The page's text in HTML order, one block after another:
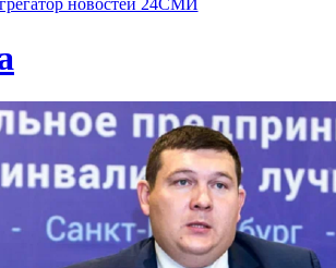
новостей 24СМИ